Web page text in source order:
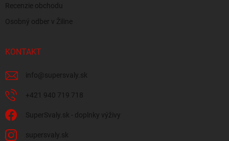
Recenzie obchodu
Osobný odber v Žiline
KONTAKT
info@ supersvaly.sk
+421 940 719 718
SuperSvaly.sk - doplnky výživy
supersvaly.sk